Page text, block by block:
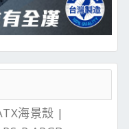
海景殼 |